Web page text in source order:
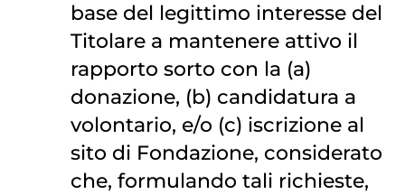
base del legittimo interesse del
Titolare a mantenere attivo il
rapporto sorto con la (a)
donazione, (b) candidatura a
volontario, e/o (c) iscrizione al
sito di Fondazione, considerato
che, formulando tali richieste,